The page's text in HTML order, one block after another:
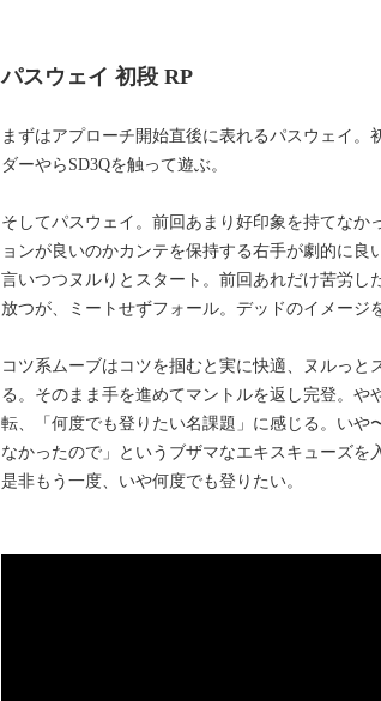
パスウェイ 初段 RP
まずはアプローチ開始直後に表れるパスウェイ
ダーやらSD3Qを触って遊ぶ。
そしてパスウェイ。前回あまり好印象を持てな
ョンが良いのかカンテを保持する右手が劇的に
言いつつヌルりとスタート。前回あれだけ苦労
放つが、ミートせずフォール。デッドのイメージ
コツ系ムーブはコツを掴むと実に快適、ヌルっと
る。そのまま手を進めてマントルを返し完登。
転、「何度でも登りたい名課題」に感じる。い
なかったので」というブザマなエキスキューズを
是非もう一度、いや何度でも登りたい。